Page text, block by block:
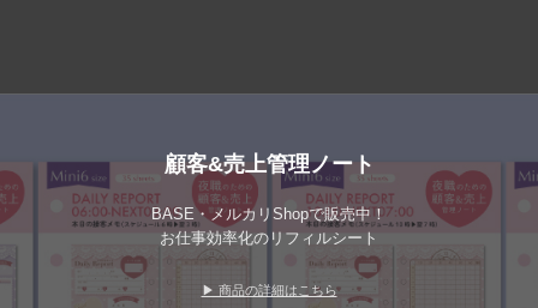
顧客&売上管理ノート
BASE・メルカリShopで販売中！
お仕事効率化のリフィルシート
▶ 商品の詳細はこちら